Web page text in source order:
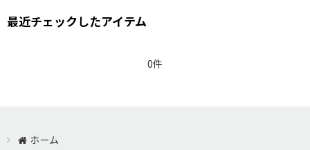
キーワード:
最近チェックしたアイテム
0件
ホーム